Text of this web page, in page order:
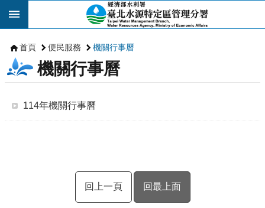
跳到主要內容區塊
首頁 便民服務 機關行事曆
機關行事曆
114年機關行事曆
回上一頁 回最上面